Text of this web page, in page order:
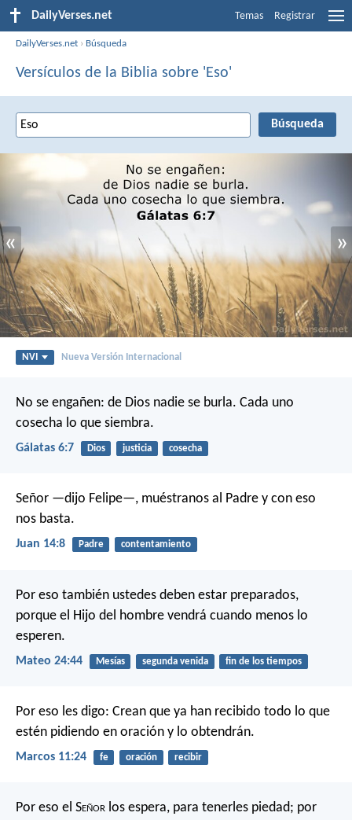
DailyVerses.net Temas Registrar
DailyVerses.net › Búsqueda
Versículos de la Biblia sobre 'Eso'
« »
NVI Nueva Versión Internacional
No se engañen: de Dios nadie se burla. Cada uno
cosecha lo que siembra.
Gálatas 6:7 Dios justicia cosecha
Señor —dijo Felipe—, muéstranos al Padre y con eso
nos basta.
Juan 14:8 Padre contentamiento
Por eso también ustedes deben estar preparados,
porque el Hijo del hombre vendrá cuando menos lo
esperen.
Mateo 24:44 Mesías segunda venida fin de los tiempos
Por eso les digo: Crean que ya han recibido todo lo que
estén pidiendo en oración y lo obtendrán.
Marcos 11:24 fe oración recibir
Por eso el Señor los espera, para tenerles piedad; por